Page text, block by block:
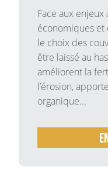
Face aux
économiques et
le choix des
être laissé au
améliorent la
l’érosion,
organique...